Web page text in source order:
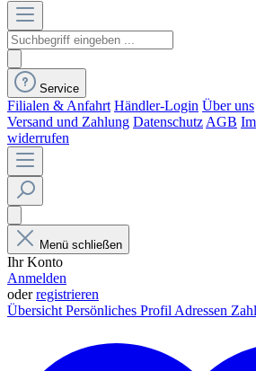
Service
Filialen & Anfahrt Händler-Login Über uns
Versand und Zahlung Datenschutz AGB
widerrufen
Menü schließen
Ihr Konto
Anmelden
oderregistrieren
Übersicht Persönliches Profil Adressen